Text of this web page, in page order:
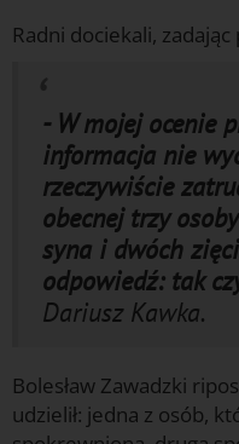
Radni dociekali, zadając
- W mojej ocenie
informacja nie
rzeczywiście
obecnej trzy
syna i dwóch
odpowiedź: tak
Dariusz Kawka.
Bolesław Zawadzki
udzielił: jedna z osób,